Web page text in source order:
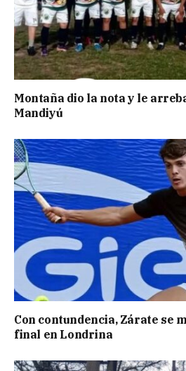
Montaña dio la nota y le
Mandiyú
Con contundencia, Zárate se
final en Londrina